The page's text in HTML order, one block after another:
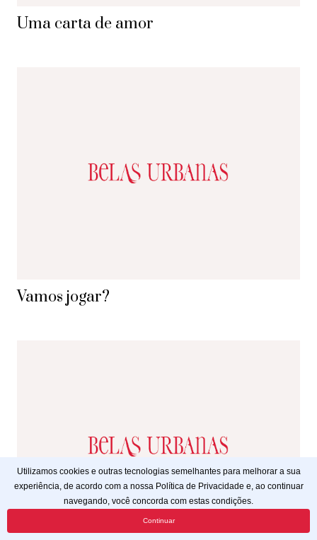
Uma carta de amor
Vamos jogar?
Utilizamos cookies e outras tecnologias semelhantes para melhorar a sua
experiência, de acordo com a nossa Política de Privacidade e, ao continuar
navegando, você concorda com estas condições.
Continuar